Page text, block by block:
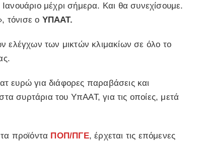
μέχρι σήμερα. Και θα συνεχίσουμε.
τόνισε ο ΥΠΑΑΤ.
των μικτών κλιμακίων σε όλο το
ευρώ για διάφορες παραβάσεις και
συρτάρια του ΥπΑΑΤ, για τις οποίες, μετά
προϊόντα ΠΟΠ/ΠΓΕ, έρχεται τις επόμενες